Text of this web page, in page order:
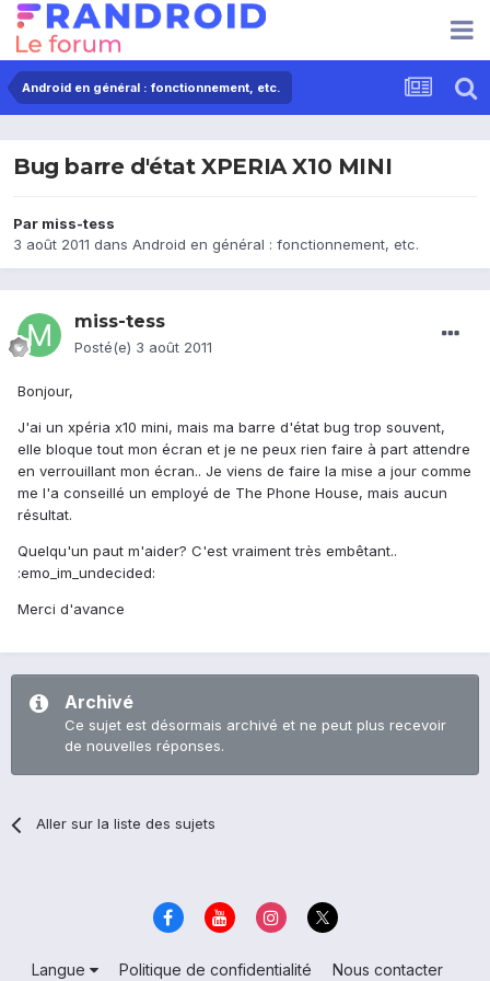
Android en général : fonctionnement, etc.
Bug barre d'état XPERIA X10 MINI
Par miss-tess
3 août 2011 dans Android en général : fonctionnement, etc.
miss-tess
Posté(e) 3 août 2011
Bonjour,
J'ai un xpéria x10 mini, mais ma barre d'état bug trop souvent,
elle bloque tout mon écran et je ne peux rien faire à part attendre
en verrouillant mon écran.. Je viens de faire la mise a jour comme
me l'a conseillé un employé de The Phone House, mais aucun
résultat.
Quelqu'un paut m'aider? C'est vraiment très embêtant..
:emo_im_undecided:
Merci d'avance
Archivé
Ce sujet est désormais archivé et ne peut plus recevoir
de nouvelles réponses.
Aller sur la liste des sujets
Langue Politique de confidentialité Nous contacter